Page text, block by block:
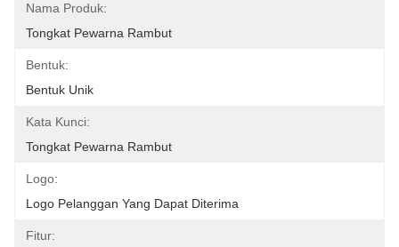
Nama Produk:
Tongkat Pewarna Rambut
Bentuk:
Bentuk Unik
Kata Kunci:
Tongkat Pewarna Rambut
Logo:
Logo Pelanggan Yang Dapat Diterima
Fitur: